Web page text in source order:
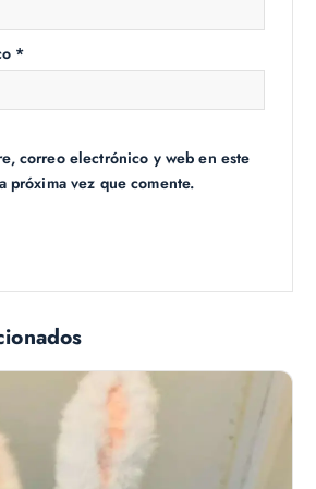
*
correo electrónico y web en este
próxima vez que comente.